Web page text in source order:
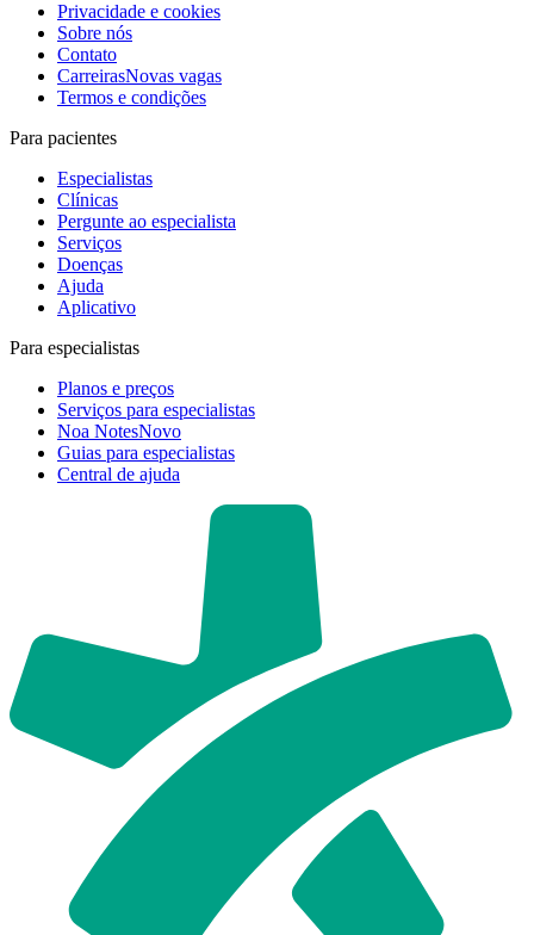
Privacidade e cookies
Sobre nós
Contato
CarreirasNovas vagas
Termos e condições
Para pacientes
Especialistas
Clínicas
Pergunte ao especialista
Serviços
Doenças
Ajuda
Aplicativo
Para especialistas
Planos e preços
Serviços para especialistas
Noa NotesNovo
Guias para especialistas
Central de ajuda